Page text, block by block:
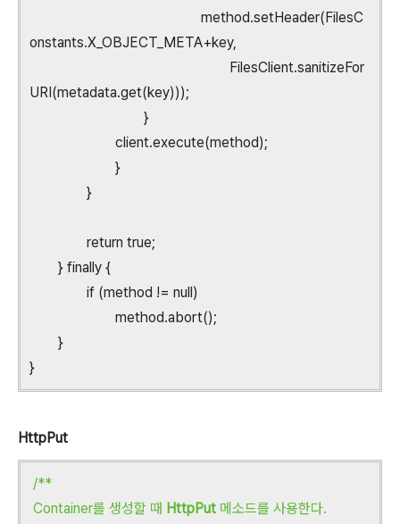
method.setHeader(FilesC
onstants.X_OBJECT_META+key,
FilesClient.sanitizeFor
URI(metadata.get(key)));
}
client.execute(method);
}
}
return true;
} finally {
if (method != null)
method.abort();
}
}
HttpPut
/**
Container를 생성할 때 HttpPut 메소드를 사용한다.